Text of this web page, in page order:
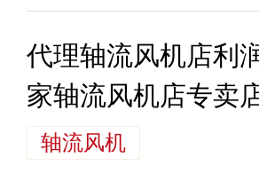
代理轴流风机店利
家轴流风机店专卖
轴流风机